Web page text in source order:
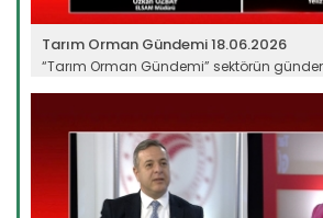
Tarım Orman Gündemi 18.06.2026
“Tarım Orman Gündemi” sektörün
Devamını Oku ->